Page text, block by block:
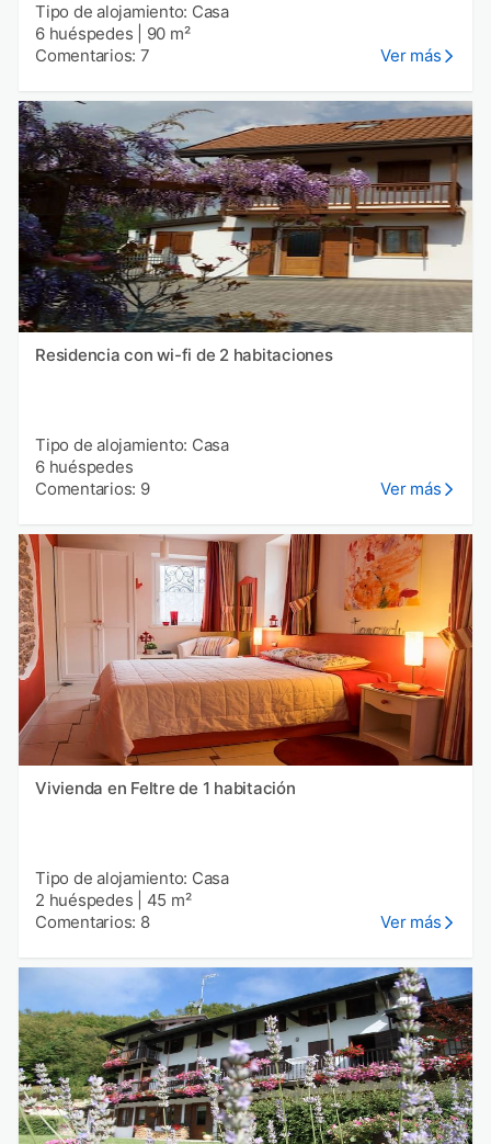
Tipo de alojamiento: Casa
6 huéspedes
90 m²
Comentarios: 7
Ver más
Residencia con wi-fi de 2 habitaciones
Tipo de alojamiento: Casa
6 huéspedes
Comentarios: 9
Ver más
Vivienda en Feltre de 1 habitación
Tipo de alojamiento: Casa
2 huéspedes
45 m²
Comentarios: 8
Ver más